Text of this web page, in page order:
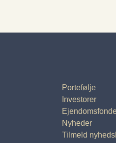
Portefølje
Investorer
Nyheder
Tilmeld